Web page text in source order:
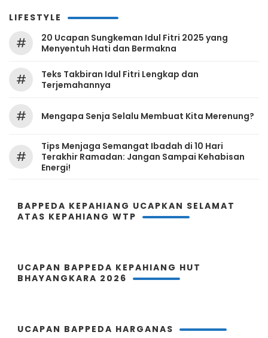
LIFESTYLE
#
20 Ucapan Sungkeman Idul Fitri 2025 yang
Menyentuh Hati dan Bermakna
#
Teks Takbiran Idul Fitri Lengkap dan
Terjemahannya
# Mengapa Senja Selalu Membuat Kita Merenung?
#
Tips Menjaga Semangat Ibadah di 10 Hari
Terakhir Ramadan: Jangan Sampai Kehabisan
Energi!
BAPPEDA KEPAHIANG UCAPKAN SELAMAT
ATAS KEPAHIANG WTP
UCAPAN BAPPEDA KEPAHIANG HUT
BHAYANGKARA 2026
UCAPAN BAPPEDA HARGANAS